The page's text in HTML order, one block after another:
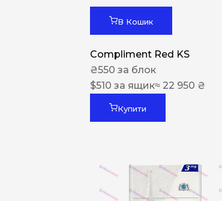
В Кошик
Compliment Red KS
₴550 за блок
$510 за ящик≈ 22 950 ₴
Купити